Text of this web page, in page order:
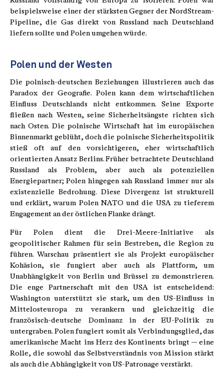
beispielsweise einer der stärksten Gegner der NordStream-
Pipeline, die Gas direkt von Russland nach Deutschland
liefern sollte und Polen umgehen würde.
Polen und der Westen
Die polnisch-deutschen Beziehungen illustrieren auch das
Paradox der Geografie. Polen kann dem wirtschaftlichen
Einfluss Deutschlands nicht entkommen. Seine Exporte
fließen nach Westen, seine Sicherheitsängste richten sich
nach Osten. Die polnische Wirtschaft hat im europäischen
Binnenmarkt geblüht, doch die polnische Sicherheitspolitik
stieß oft auf den vorsichtigeren, eher wirtschaftlich
orientierten Ansatz Berlins. Früher betrachtete Deutschland
Russland als Problem, aber auch als potenziellen
Energiepartner; Polen hingegen sah Russland immer nur als
existenzielle Bedrohung. Diese Divergenz ist strukturell
und erklärt, warum Polen NATO und die USA zu tieferem
Engagement an der östlichen Flanke drängt.
Für Polen dient die Drei-Meere-Initiative als
geopolitischer Rahmen für sein Bestreben, die Region zu
führen. Warschau präsentiert sie als Projekt europäischer
Kohäsion, sie fungiert aber auch als Plattform, um
Unabhängigkeit von Berlin und Brüssel zu demonstrieren.
Die enge Partnerschaft mit den USA ist entscheidend:
Washington unterstützt sie stark, um den US-Einfluss in
Mittelosteuropa zu verankern und gleichzeitig die
französisch-deutsche Dominanz in der EU-Politik zu
untergraben. Polen fungiert somit als Verbindungsglied, das
amerikanische Macht ins Herz des Kontinents bringt — eine
Rolle, die sowohl das Selbstverständnis von Mission stärkt
als auch die Abhängigkeit von US-Patronage verstärkt.